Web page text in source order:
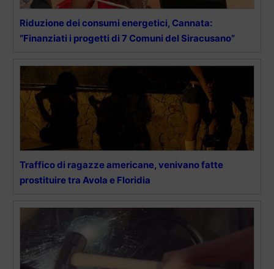
Riduzione dei consumi energetici, Cannata:
“Finanziati i progetti di 7 Comuni del Siracusano”
Traffico di ragazze americane, venivano fatte
prostituire tra Avola e Floridia